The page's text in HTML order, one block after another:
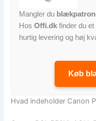
Mangler du
HosOffi.dk finder du
hurtig levering og høj
Køb
Hvad indeholder Canon